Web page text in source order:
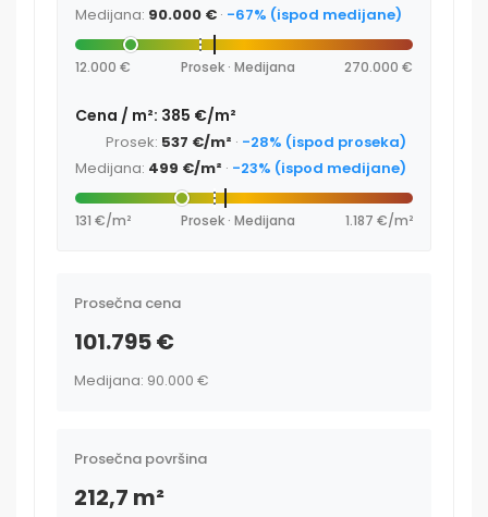
Medijana: 90.000 € · -67% (ispod medijane)
12.000 € Prosek · Medijana 270.000 €
Cena / m²: 385 €/m²
Prosek: 537 €/m² · -28% (ispod proseka)
Medijana: 499 €/m² · -23% (ispod medijane)
131 €/m² Prosek · Medijana 1.187 €/m²
Prosečna cena
101.795 €
Medijana: 90.000 €
Prosečna površina
212,7 m²